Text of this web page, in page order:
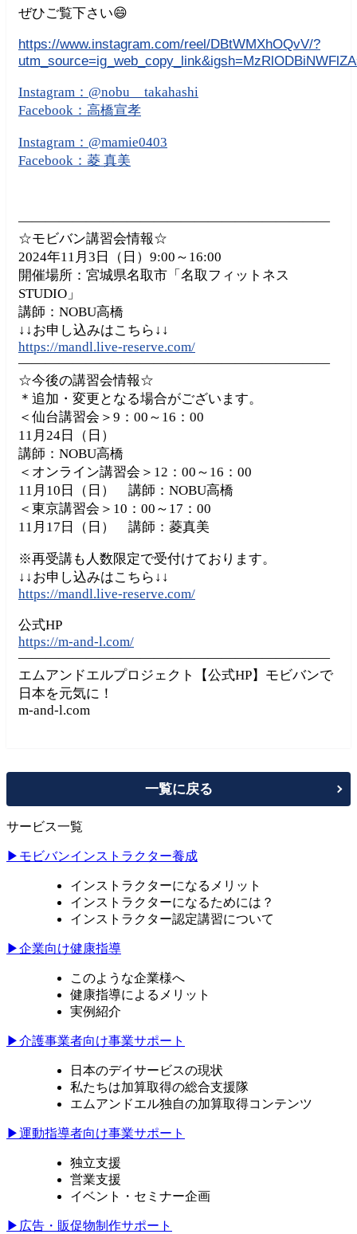
ぜひご覧下さい😄
https://www.instagram.com/reel/DBtWMXhOQvV/?
Instagram：@nobu__takahashi
Facebook：高橋宣孝
Instagram：@mamie0403
Facebook：菱 真美
———————————————————————
☆モビバン講習会情報☆
2024年11月3日（日）9:00～16:00
開催場所：宮城県名取市「名取フィットネス
STUDIO」
講師：NOBU高橋
↓↓お申し込みはこちら↓↓
https://mandl.live-reserve.com/
———————————————————————
☆今後の講習会情報☆
＊追加・変更となる場合がございます。
＜仙台講習会＞9：00～16：00
11月24日（日）
講師：NOBU高橋
＜オンライン講習会＞12：00～16：00
11月10日（日） 講師：NOBU高橋
＜東京講習会＞10：00～17：00
11月17日（日） 講師：菱真美
※再受講も人数限定で受付けております。
↓↓お申し込みはこちら↓↓
https://mandl.live-reserve.com/
公式HP
https://m-and-l.com/
———————————————————————
エムアンドエルプロジェクト【公式HP】モビバンで
日本を元気に！
m-and-l.com
一覧に戻る
サービス一覧
▶モビバンインストラクター養成
インストラクターになるメリット
インストラクターになるためには？
インストラクター認定講習について
▶企業向け健康指導
このような企業様へ
健康指導によるメリット
実例紹介
▶介護事業者向け事業サポート
日本のデイサービスの現状
私たちは加算取得の総合支援隊
エムアンドエル独自の加算取得コンテンツ
▶運動指導者向け事業サポート
独立支援
営業支援
イベント・セミナー企画
▶広告・販促物制作サポート